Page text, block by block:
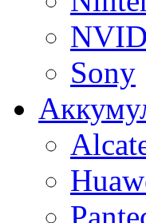
Sony